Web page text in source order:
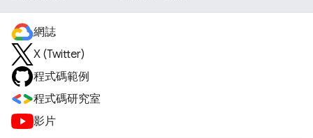
網誌
X (Twitter)
程式碼範例
程式碼研究室
影片